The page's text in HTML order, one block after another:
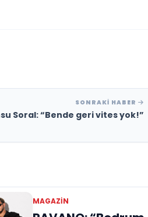
SONRAKI HABER
Soral: “Bende geri vites yok!”
MAGAZIN